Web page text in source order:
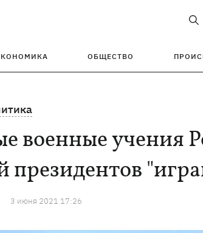
ОБЩЕСТВО
военные учения
президентов
3 июня 2021 17:26